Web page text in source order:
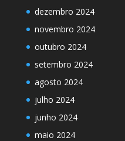
dezembro 2024
novembro 2024
outubro 2024
setembro 2024
agosto 2024
julho 2024
junho 2024
maio 2024